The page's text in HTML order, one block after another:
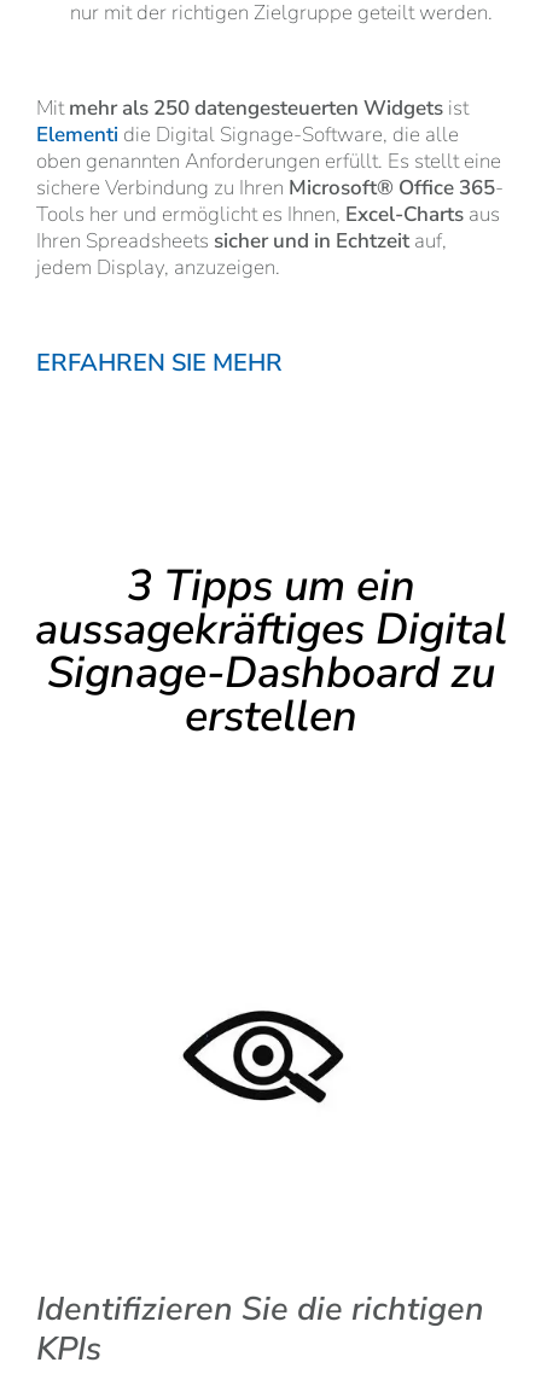
nur mit der richtigen Zielgruppe geteilt werden.
Mitmehr als 250 datengesteuerten Widgets ist
Elementi die Digital Signage-Software, die alle
oben genannten Anforderungen erfüllt. Es stellt eine
sichere Verbindung zu Ihren Microsoft® Office 365-
Tools her und ermöglicht es Ihnen, Excel-Charts aus
Ihren Spreadsheets sicher und in Echtzeitauf,
jedem Display, anzuzeigen.
ERFAHREN SIE MEHR
3 Tipps um ein
aussagekräftiges Digital
Signage-Dashboard zu
erstellen
Identifizieren Sie die richtigen
KPIs